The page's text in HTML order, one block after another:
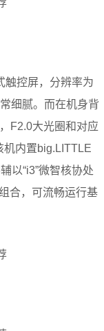
触控屏，分辨率为
细腻。而在机身背
F2.0大光圈和对应
机内置big.LITTLE
以“i3”微智核协处
合，可流畅运行基